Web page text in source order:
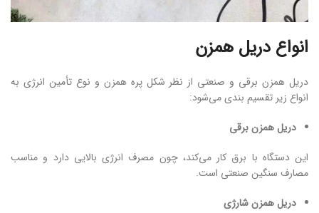
انواع دریل همزن
دریل همزن برقی و صنعتی از نظر شکل پره همزن و نوع تأمین انرژی به
انواع زیر تقسیم بندی می‌شود:
دریل همزن برقی
این دستگاه با برق کار می‌کند، چون مصرف انرژی بالایی دارد و مناسب
مصارف سنگین صنعتی است.
دریل همزن شارژی